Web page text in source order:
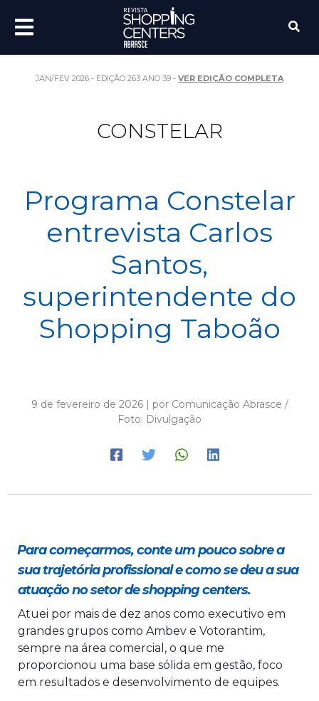
JAN/FEV 2026 - EDIÇÃO 263 ANO 39 - VER EDIÇÃO COMPLETA
CONSTELAR
Programa Constelar
entrevista Carlos
Santos,
superintendente do
Shopping Taboão
9 de fevereiro de 2026 | por Comunicação Abrasce /
Foto: Divulgação
⁠Para começarmos, conte um pouco sobre a
sua trajetória profissional e como se deu a sua
atuação no setor de shopping centers.
Atuei por mais de dez anos como executivo em
grandes grupos como Ambev e Votorantim,
sempre na área comercial, o que me
proporcionou uma base sólida em gestão, foco
em resultados e desenvolvimento de equipes.